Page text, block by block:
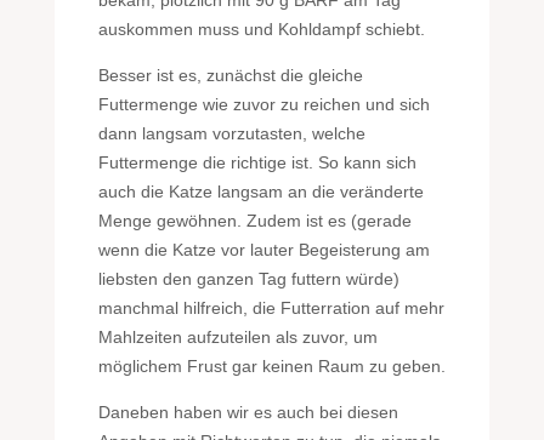
auskommen muss und Kohldampf schiebt.
Besser ist es, zunächst die gleiche
Futtermenge wie zuvor zu reichen und sich
dann langsam vorzutasten, welche
Futtermenge die richtige ist. So kann sich
auch die Katze langsam an die veränderte
Menge gewöhnen. Zudem ist es (gerade
wenn die Katze vor lauter Begeisterung am
liebsten den ganzen Tag futtern würde)
manchmal hilfreich, die Futterration auf mehr
Mahlzeiten aufzuteilen als zuvor, um
möglichem Frust gar keinen Raum zu geben.
Daneben haben wir es auch bei diesen